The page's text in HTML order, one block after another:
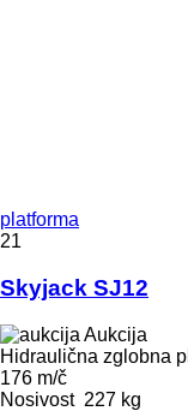
platforma
21
Skyjack SJ12
Aukcija
Hidraulična zglobna
176 m/č
Nosivost 227 kg